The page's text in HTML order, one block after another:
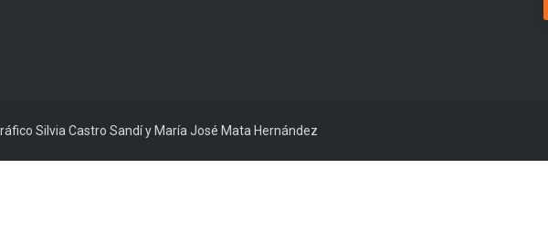
Silvia Castro Sandí y María José Mata Hernández